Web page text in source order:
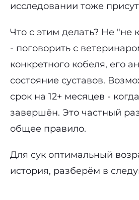
исследовании тоже
Что с этим делать? Не "не
- поговорить с
конкретного кобеля, его
состояние суставов.
срок на 12+ месяцев -
завершён. Это частный
общее правило.
Для сук оптимальный
история, разберём в